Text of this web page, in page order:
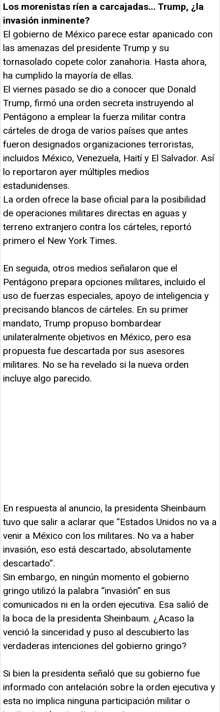
Los morenistas ríen a carcajadas... Trump, ¿la
invasión inminente?
El gobierno de México parece estar apanicado con
las amenazas del presidente Trump y su
tornasolado copete color zanahoria. Hasta ahora,
ha cumplido la mayoría de ellas.
El viernes pasado se dio a conocer que Donald
Trump, firmó una orden secreta instruyendo al
Pentágono a emplear la fuerza militar contra
cárteles de droga de varios países que antes
fueron designados organizaciones terroristas,
incluidos México, Venezuela, Haití y El Salvador. Así
lo reportaron ayer múltiples medios
estadunidenses.
La orden ofrece la base oficial para la posibilidad
de operaciones militares directas en aguas y
terreno extranjero contra los cárteles, reportó
primero el New York Times.
En seguida, otros medios señalaron que el
Pentágono prepara opciones militares, incluido el
uso de fuerzas especiales, apoyo de inteligencia y
precisando blancos de cárteles. En su primer
mandato, Trump propuso bombardear
unilateralmente objetivos en México, pero esa
propuesta fue descartada por sus asesores
militares. No se ha revelado si la nueva orden
incluye algo parecido.
En respuesta al anuncio, la presidenta Sheinbaum
tuvo que salir a aclarar que “Estados Unidos no va a
venir a México con los militares. No va a haber
invasión, eso está descartado, absolutamente
descartado”.
Sin embargo, en ningún momento el gobierno
gringo utilizó la palabra “invasión” en sus
comunicados ni en la orden ejecutiva. Esa salió de
la boca de la presidenta Sheinbaum. ¿Acaso la
venció la sinceridad y puso al descubierto las
verdaderas intenciones del gobierno gringo?
Si bien la presidenta señaló que su gobierno fue
informado con antelación sobre la orden ejecutiva y
esta no implica ninguna participación militar o